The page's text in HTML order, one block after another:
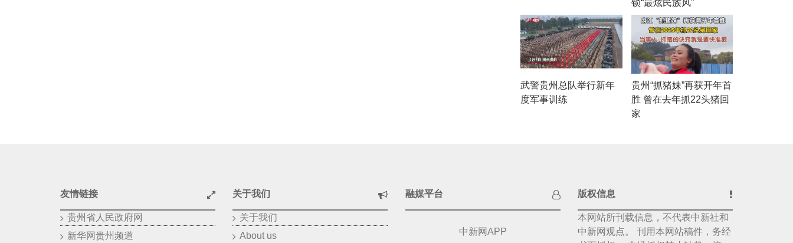
锁“最炫民族风”
武警贵州总队举行新年
度军事训练
贵州“抓猪妹”再获开年首
胜 曾在去年抓22头猪回
家
友情链接
贵州省人民政府网
新华网贵州频道
关于我们
关于我们
About us
融媒平台
中新网APP
版权信息
本网站所刊载信息，不代表中新社和
中新网观点。 刊用本网站稿件，务经